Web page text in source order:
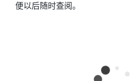
便以后随时查阅。